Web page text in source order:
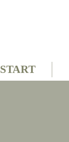
START